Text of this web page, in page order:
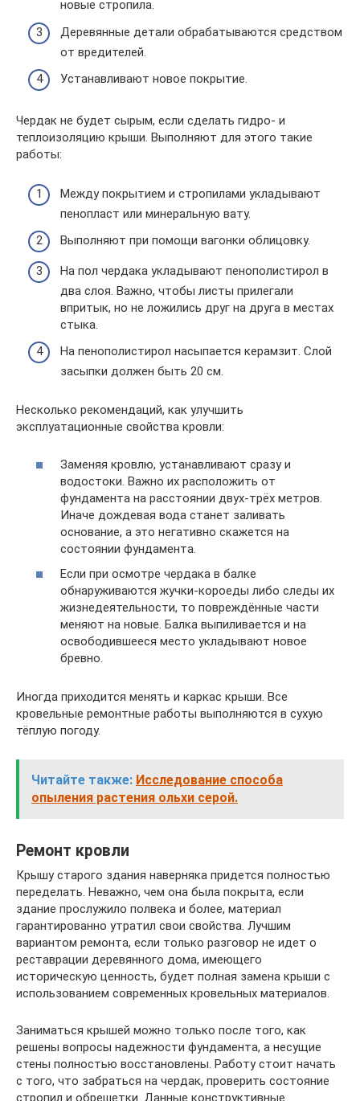
новые стропила.
Деревянные детали обрабатываются средством
от вредителей.
Устанавливают новое покрытие.
Чердак не будет сырым, если сделать гидро- и
теплоизоляцию крыши. Выполняют для этого такие
работы:
Между покрытием и стропилами укладывают
пенопласт или минеральную вату.
Выполняют при помощи вагонки облицовку.
На пол чердака укладывают пенополистирол в
два слоя. Важно, чтобы листы прилегали
впритык, но не ложились друг на друга в местах
стыка.
На пенополистирол насыпается керамзит. Слой
засыпки должен быть 20 см.
Несколько рекомендаций, как улучшить
эксплуатационные свойства кровли:
Заменяя кровлю, устанавливают сразу и
водостоки. Важно их расположить от
фундамента на расстоянии двух-трёх метров.
Иначе дождевая вода станет заливать
основание, а это негативно скажется на
состоянии фундамента.
Если при осмотре чердака в балке
обнаруживаются жучки-короеды либо следы их
жизнедеятельности, то повреждённые части
меняют на новые. Балка выпиливается и на
освободившееся место укладывают новое
бревно.
Иногда приходится менять и каркас крыши. Все
кровельные ремонтные работы выполняются в сухую
тёплую погоду.
Читайте также: Исследование способа
опыления растения ольхи серой.
Ремонт кровли
Крышу старого здания наверняка придется полностью
переделать. Неважно, чем она была покрыта, если
здание прослужило полвека и более, материал
гарантированно утратил свои свойства. Лучшим
вариантом ремонта, если только разговор не идет о
реставрации деревянного дома, имеющего
историческую ценность, будет полная замена крыши с
использованием современных кровельных материалов.
Заниматься крышей можно только после того, как
решены вопросы надежности фундамента, а несущие
стены полностью восстановлены. Работу стоит начать
с того, что забраться на чердак, проверить состояние
стропил и обрешетки. Данные конструктивные